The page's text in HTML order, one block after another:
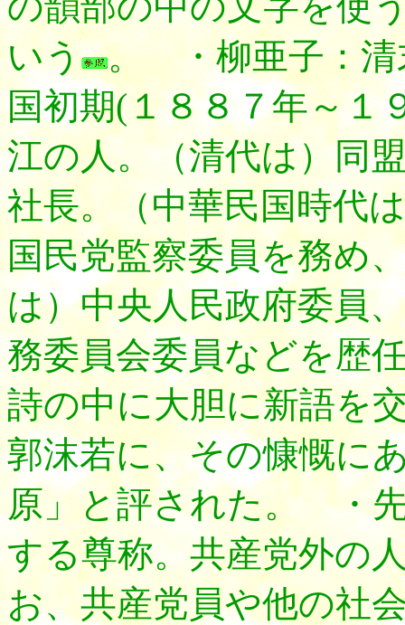
いう
。 ・柳亜子：清
国初期(１８８７年～１
江の人。（清代は）同
社長。（中華民国時代
国民党監察委員を務め
は）中央人民政府委員
務委員会委員などを歴
詩の中に大胆に新語を
郭沫若に、その慷慨に
原」と評された。 ・
する尊称。共産党外の
お、共産党員や他の社